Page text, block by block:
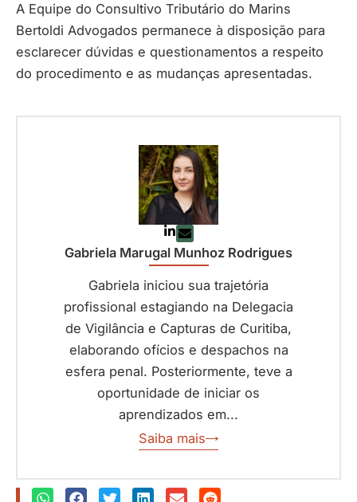
A Equipe do Consultivo Tributário do Marins
Bertoldi Advogados permanece à disposição para
esclarecer dúvidas e questionamentos a respeito
do procedimento e as mudanças apresentadas.
Gabriela Marugal Munhoz Rodrigues
Gabriela iniciou sua trajetória
profissional estagiando na Delegacia
de Vigilância e Capturas de Curitiba,
elaborando ofícios e despachos na
esfera penal. Posteriormente, teve a
oportunidade de iniciar os
aprendizados em...
Saiba mais